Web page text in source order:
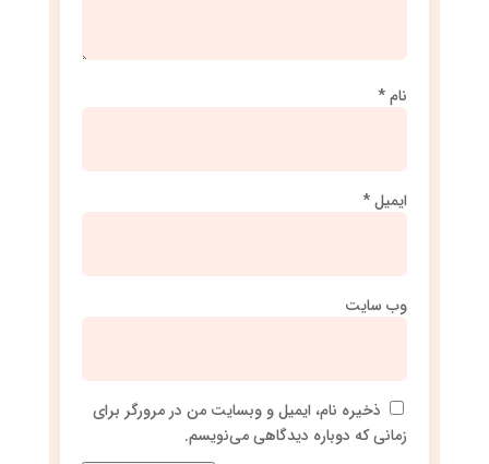
نام*
ایمیل*
وب‌ سایت
ذخیره نام، ایمیل و وبسایت من در مرورگر برای
زمانی که دوباره دیدگاهی می‌نویسم.